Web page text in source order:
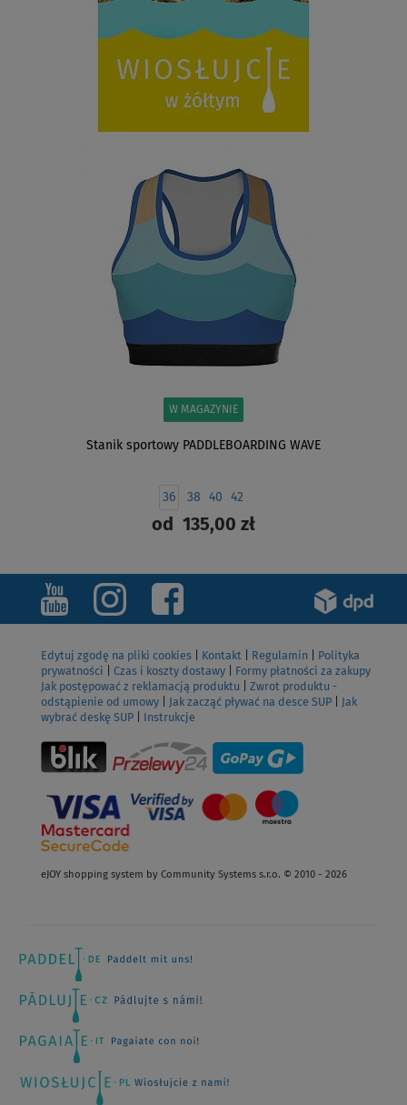
W MAGAZYNIE
Stanik sportowy PADDLEBOARDING WAVE
36 38 40 42
od 135,00 zł
ZOBACZ
Edytuj zgodę na pliki cookies Kontakt Regulamin
Polityka
prywatności
Czas i koszty dostawy
Formy płatności za zakupy
Jak postępować z reklamacją produktu
Zwrot produktu -
odstąpienie od umowy
Jak zacząć pływać na desce SUP
Jak
wybrać deskę SUP
Instrukcje
eJOY shopping system by Community Systems s.r.o. © 2010 - 2026